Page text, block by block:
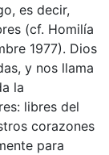
es decir,
(cf. Homilía
1977). Dios
y nos llama
la
libres del
corazones
para